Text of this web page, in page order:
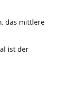
das mittlere
ist der